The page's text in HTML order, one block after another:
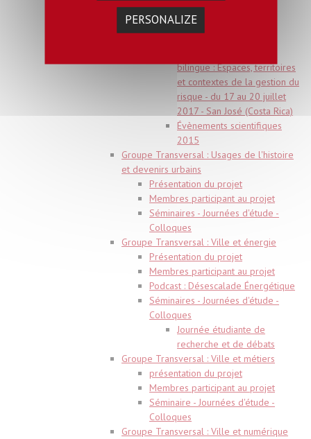
Présentation du projet
Membres participant au projet
bilingue : Espaces, territoires
et contextes de la gestion du
risque - du 17 au 20 juillet
2017 - San José (Costa Rica)
Évènements scientifiques
2015
Groupe Transversal : Usages de l'histoire
et devenirs urbains
Présentation du projet
Membres participant au projet
Séminaires - Journées d'étude -
Colloques
Groupe Transversal : Ville et énergie
Présentation du projet
Membres participant au projet
Podcast : Désescalade Énergétique
Séminaires - Journées d'étude -
Colloques
Journée étudiante de
recherche et de débats
Groupe Transversal : Ville et métiers
présentation du projet
Membres participant au projet
Séminaire - Journées d'étude -
Colloques
Groupe Transversal : Ville et numérique
PERSONALIZE